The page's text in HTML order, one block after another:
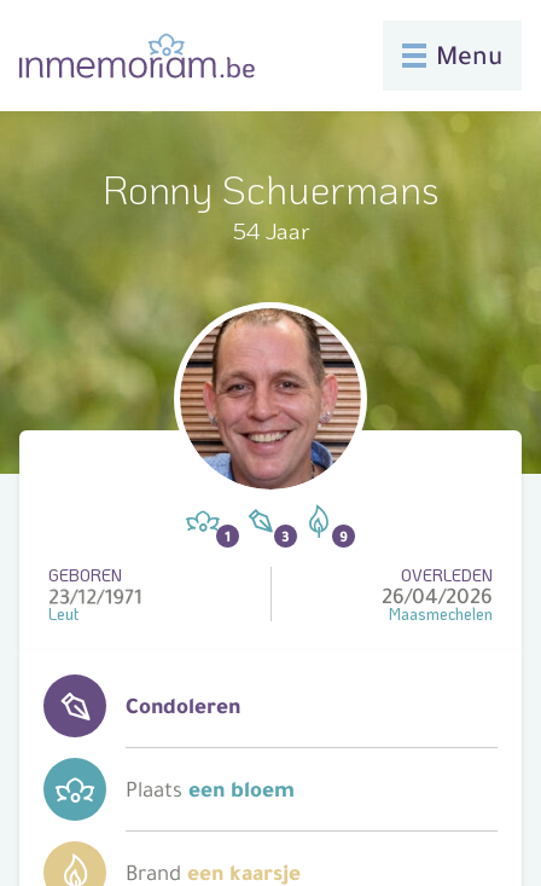
Menu
Ronny Schuermans
54 Jaar
GEBOREN
Leut
OVERLEDEN
26/04/2026
Maasmechelen
Condoleren
Plaats een bloem
Brand een kaarsje